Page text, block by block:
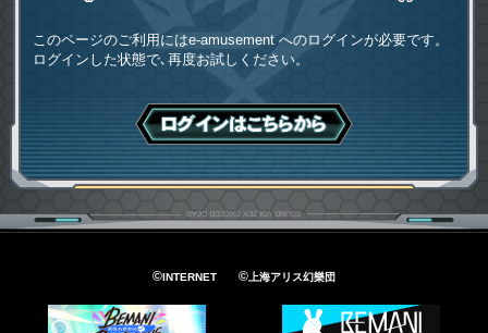
このページのご利用にはe-amusement へのログインが必要です。
ログインした状態で､再度お試しください。
ログインはこちら
©INTERNET ©上海アリス幻樂団